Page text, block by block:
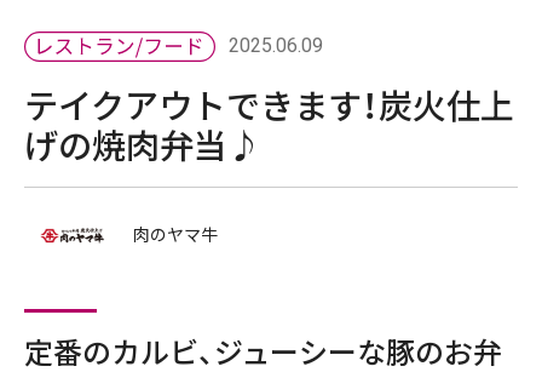
2025.06.09
テイクアウトできます！炭火仕上
げの焼肉弁当♪
肉のヤマ牛
定番のカルビ、ジューシーな豚のお弁